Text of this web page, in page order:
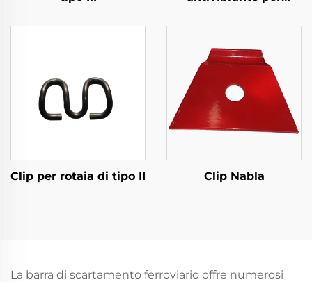
Clip per rotaia di tipo II Clip Nabla
La barra di scartamento ferroviario offre numerosi